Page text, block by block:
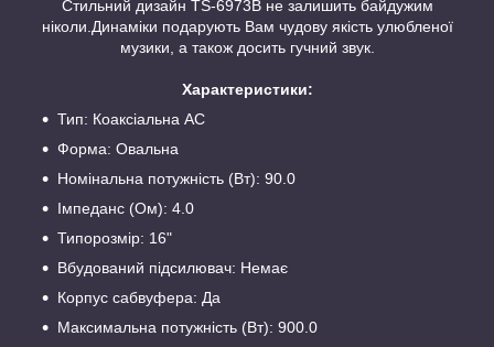
Стильний дизайн TS-6973B не залишить байдужим
ніколи.Динаміки подарують Вам чудову якість улюбленої
музики, а також досить гучний звук.
Характеристики:
Тип: Коаксіальна АС
Форма: Овальна
Номінальна потужність (Вт): 90.0
Імпеданс (Ом): 4.0
Типорозмір: 16"
Вбудований підсилювач: Немає
Корпус сабвуфера: Да
Максимальна потужність (Вт): 900.0